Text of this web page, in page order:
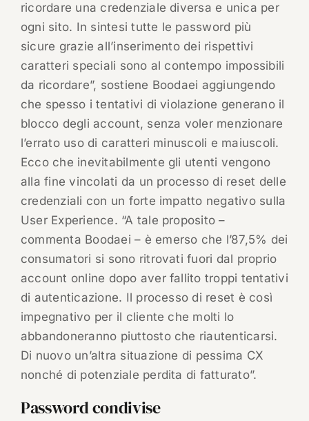
ricordare una credenziale diversa e unica per
ogni sito. In sintesi tutte le password più
sicure grazie all’inserimento dei rispettivi
caratteri speciali sono al contempo impossibili
da ricordare”, sostiene Boodaei aggiungendo
che spesso i tentativi di violazione generano il
blocco degli account, senza voler menzionare
l’errato uso di caratteri minuscoli e maiuscoli.
Ecco che inevitabilmente gli utenti vengono
alla fine vincolati da un processo di reset delle
credenziali con un forte impatto negativo sulla
User Experience. “A tale proposito –
commenta Boodaei – è emerso che l’87,5% dei
consumatori si sono ritrovati fuori dal proprio
account online dopo aver fallito troppi tentativi
di autenticazione. Il processo di reset è così
impegnativo per il cliente che molti lo
abbandoneranno piuttosto che riautenticarsi.
Di nuovo un’altra situazione di pessima CX
nonché di potenziale perdita di fatturato”.
Password condivise